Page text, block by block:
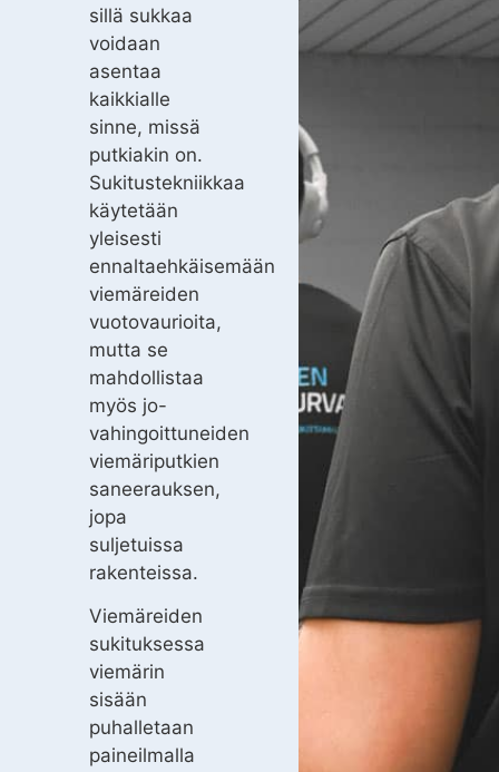
sillä sukkaa
voidaan
asentaa
kaikkialle
sinne, missä
putkiakin on.
Sukitustekniikkaa
käytetään
yleisesti
ennaltaehkäisemään
viemäreiden
vuotovaurioita,
mutta se
mahdollistaa
myös jo-
vahingoittuneiden
viemäriputkien
saneerauksen,
jopa
suljetuissa
rakenteissa.
Viemäreiden
sukituksessa
viemärin
sisään
puhalletaan
paineilmalla